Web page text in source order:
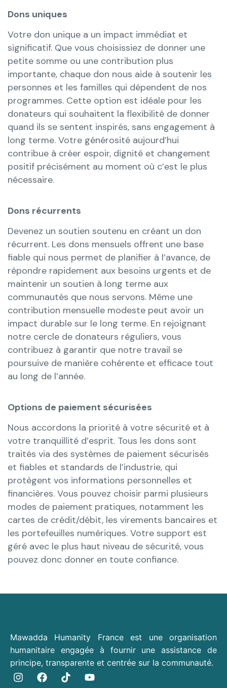
Dons uniques
Votre don unique a un impact immédiat et
significatif. Que vous choisissiez de donner une
petite somme ou une contribution plus
importante, chaque don nous aide à soutenir les
personnes et les familles qui dépendent de nos
programmes. Cette option est idéale pour les
donateurs qui souhaitent la flexibilité de donner
quand ils se sentent inspirés, sans engagement à
long terme. Votre générosité aujourd’hui
contribue à créer espoir, dignité et changement
positif précisément au moment où c’est le plus
nécessaire.
Dons récurrents
Devenez un soutien soutenu en créant un don
récurrent. Les dons mensuels offrent une base
fiable qui nous permet de planifier à l’avance, de
répondre rapidement aux besoins urgents et de
maintenir un soutien à long terme aux
communautés que nous servons. Même une
contribution mensuelle modeste peut avoir un
impact durable sur le long terme. En rejoignant
notre cercle de donateurs réguliers, vous
contribuez à garantir que notre travail se
poursuive de manière cohérente et efficace tout
au long de l’année.
Options de paiement sécurisées
Nous accordons la priorité à votre sécurité et à
votre tranquillité d’esprit. Tous les dons sont
traités via des systèmes de paiement sécurisés
et fiables et standards de l’industrie, qui
protègent vos informations personnelles et
financières. Vous pouvez choisir parmi plusieurs
modes de paiement pratiques, notamment les
cartes de crédit/débit, les virements bancaires et
les portefeuilles numériques. Votre support est
géré avec le plus haut niveau de sécurité, vous
pouvez donc donner en toute confiance.
Mawadda Humanity France est une organisation
humanitaire engagée à fournir une assistance de
principe, transparente et centrée sur la communauté.